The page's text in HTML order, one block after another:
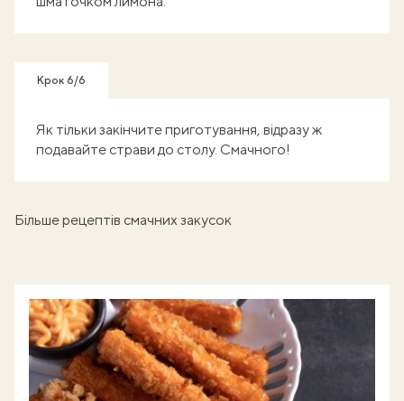
Крок 6/6
Як тільки закінчите приготування, відразу ж
подавайте страви до столу. Смачного!
Більше рецептів смачних закусок